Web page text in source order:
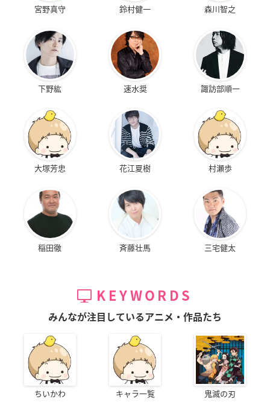
宮野真守 鈴村健一 森川智之
下野紘 速水奨 諏訪部順一
大塚芳忠 花江夏樹 村瀬歩
稲田徹 斉藤壮馬 三宅健太
KEYWORDS
みんなが注目しているアニメ・作品たち
ちいかわ キャラ一覧 鬼滅の刃